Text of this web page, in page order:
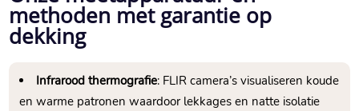
methoden met garantie op
dekking
Infrarood thermografie: FLIR camera’s visualiseren koude
en warme patronen waardoor lekkages en natte isolatie